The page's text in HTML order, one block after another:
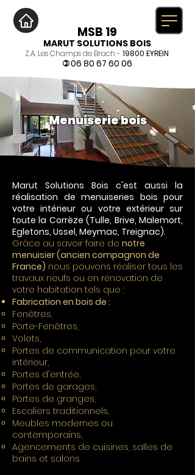
MSB 19
MARUT SOLUTIONS BOIS
Z.A. Les Champs de Brach - 19800 EYREIN
)06 80 67 60 06
Menuiserie bois
Marut Solutions Bois c'est aussi la
réalisation de menuiseries bois pour
votre intérieur ou votre extérieur sur
toute la Corrèze (Tulle, Brive,Malemort,
Egletons, Ussel, Meymac, Treignac).
Grâce au savoir faire de notre
menuisier (ancien compagnon de
France) nous pouvons réaliser tous les
travaux neufs ou en rénovation de
votre habitation tels que :
Fabrication en bois de :
Fenêtres,​
Porte-Fenêtres,
Volets,
Portes de communication pour votre
intérieur,
Portes d'entrée,
Portes de garages,
Portes de granges,
Escaliers traditionnels,
Meubles modernes ou
contemporains,
Agencements de cuisines, salles de
bains et salons.